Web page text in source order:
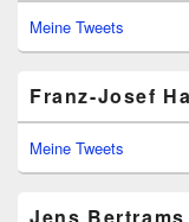
Meine Tweets
Franz-Josef
Meine Tweets